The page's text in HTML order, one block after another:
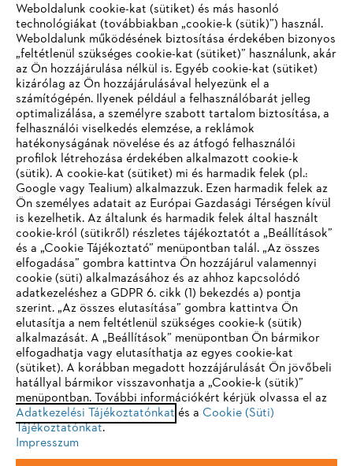
#STIHL
Vállalat
STIHL GYIK
Szerviz
Adatvédelem Impresszum Cookie tájékoztató
Jogi információk
IHR BROWSER WIRD NICHT
UNTERSTÜTZT
Sie nutzen einen Browser, den wir noch nicht unterstützen. Für
eine optimale Nutzung unserer Seite empfehlen wir Ihnen, zu
einem der folgenden Browser zu wechseln:
Firefox Chrome
Weboldalunk cookie-kat (sütiket) és más hasonló
technológiákat (továbbiakban „cookie-k (sütik)”) használ.
Weboldalunk működésének biztosítása érdekében bizonyos
„feltétlenül szükséges cookie-kat (sütiket)” használunk, akár
az Ön hozzájárulása nélkül is. Egyéb cookie-kat (sütiket)
kizárólag az Ön hozzájárulásával helyezünk el a
számítógépén. Ilyenek például a felhasználóbarát jelleg
optimalizálása, a személyre szabott tartalom biztosítása, a
felhasználói viselkedés elemzése, a reklámok
hatékonyságának növelése és az átfogó felhasználói
profilok létrehozása érdekében alkalmazott cookie-k
(sütik). A cookie-kat (sütiket) mi és harmadik felek (pl.:
Google vagy Tealium) alkalmazzuk. Ezen harmadik felek az
Ön személyes adatait az Európai Gazdasági Térségen kívül
is kezelhetik. Az általunk és harmadik felek által használt
cookie-król (sütikről) részletes tájékoztatót a „Beállítások”
és a „Cookie Tájékoztató” menüpontban talál. „Az összes
elfogadása” gombra kattintva Ön hozzájárul valamennyi
cookie (süti) alkalmazásához és az ahhoz kapcsolódó
adatkezeléshez a GDPR 6. cikk (1) bekezdés a) pontja
szerint. „Az összes elutasítása” gombra kattintva Ön
elutasítja a nem feltétlenül szükséges cookie-k (sütik)
alkalmazását. A „Beállítások” menüpontban Ön bármikor
elfogadhatja vagy elutasíthatja az egyes cookie-kat
(sütiket). A korábban megadott hozzájárulását Ön jövőbeli
hatállyal bármikor visszavonhatja a „Cookie-k (sütik)”
menüpontban. További információkért kérjük olvassa el az
Adatkezelési Tájékoztatónkat és a Cookie (Süti)
Tájékoztatónkat.
Impresszum